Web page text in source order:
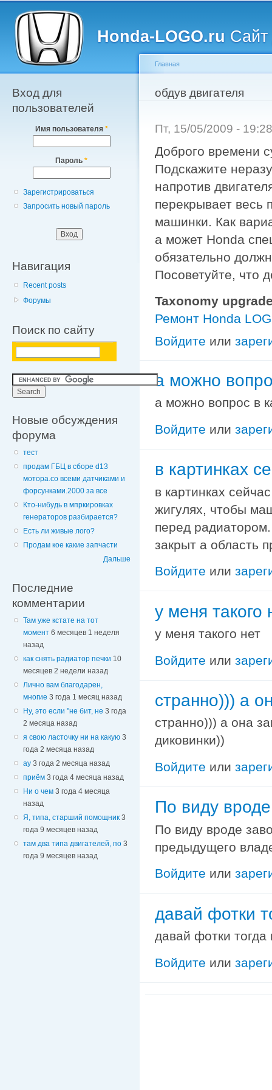
Honda-LOGO.ru Сайт
Главное меню
Вход для
пользователей
Имя пользователя *
Пароль *
Зарегистрироваться
Запросить новый пароль
Навигация
Recent posts
Форумы
Поиск по сайту
Новые обсуждения
форума
тест
продам ГБЦ в сборе d13
мотора.со всеми датчиками и
форсунками.2000 за все
Кто-нибудь в мпркировках
генераторов разбирается?
Есть ли живые лого?
Продам кое какие запчасти
Дальше
Последние
комментарии
Там уже кстате на тот
момент 6 месяцев 1 неделя
назад
как снять радиатор печки 10
месяцев 2 недели назад
Лично вам благодарен,
многие 3 года 1 месяц назад
Ну, это если "не бит, не 3 года
2 месяца назад
я свою ласточку ни на какую 3
года 2 месяца назад
ау 3 года 2 месяца назад
приём 3 года 4 месяца назад
Ни о чем 3 года 4 месяца
назад
Я, типа, старший помощник 3
года 9 месяцев назад
там два типа двигателей, по 3
года 9 месяцев назад
Вы здесь
Главная
обдув двигателя
Пт, 15/05/2009 -
Доброго времени
Подскажите
напротив
перекрывает весь
машинки. Как
а может Honda
обязательно
Посоветуйте, что
Taxonomy
Ремонт Honda
Войдите или
а можно
а можно вопрос в
Войдите или
в картинках
в картинках
жигулях, чтобы
перед
закрыт а область
Войдите или
у меня такого
у меня такого нет
Войдите или
странно))) а
странно))) а она
диковинки))
Войдите или
По виду
По виду вроде
предыдущего
Войдите или
давай фотки
давай фотки тогда
Войдите или